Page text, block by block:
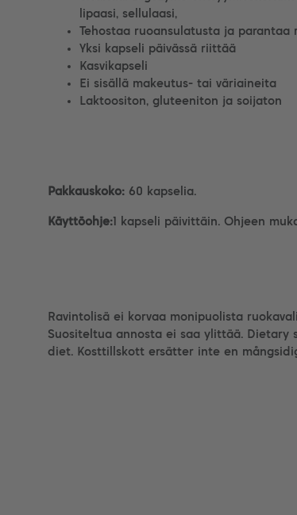
lipaasi, sellulaasi,
Tehostaa ruoansulatusta ja
Yksi kapseli päivässä riittää
Kasvikapseli
Ei sisällä makeutus- tai väriaineita
Laktoositon, gluteeniton ja soijaton
Pakkauskoko: 60 kapselia.
Käyttöohje:1 kapseli päivittäin. Ohjeen
Ravintolisä ei korvaa monipuolista
Suositeltua annosta ei saa ylittää. Dietary
diet. Kosttillskott ersätter inte en